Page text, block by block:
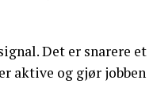
Det er snarere et
aktive og gjør jobben